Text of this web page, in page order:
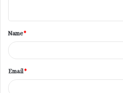
t
*Name*
Email*